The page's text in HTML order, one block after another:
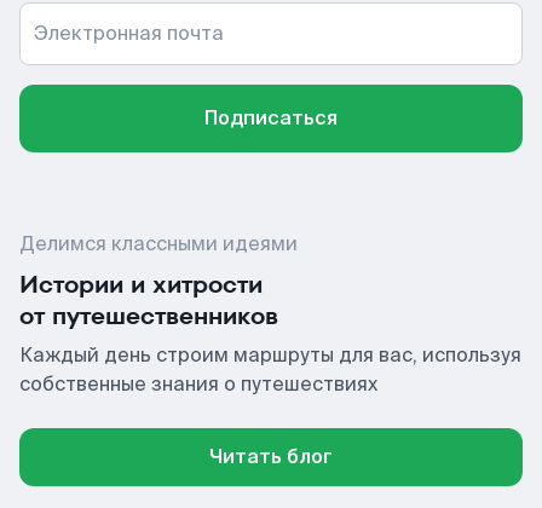
Электронная почта
Подписаться
Делимся классными идеями
Истории и хитрости
от путешественников
Каждый день строим маршруты для вас, используя
собственные знания о путешествиях
Читать блог